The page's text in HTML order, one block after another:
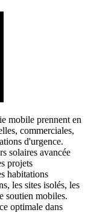
mobile prennent en
commerciales,
d'urgence.
solaires avancée
projets
habitations
les sites isolés, les
soutien mobiles.
optimale dans